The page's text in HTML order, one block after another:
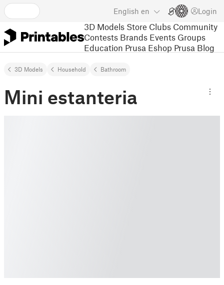
English en Login
3D Models Store Clubs Community
Contests Brands Events Groups
Education Prusa Eshop Prusa Blog
3D Models Household Bathroom
Mini estanteria